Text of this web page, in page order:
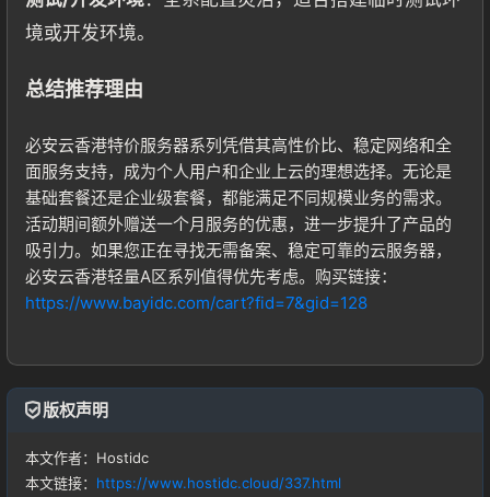
境或开发环境。
总结推荐理由
必安云香港特价服务器系列凭借其高性价比、稳定网络和全
面服务支持，成为个人用户和企业上云的理想选择。无论是
基础套餐还是企业级套餐，都能满足不同规模业务的需求。
活动期间额外赠送一个月服务的优惠，进一步提升了产品的
吸引力。如果您正在寻找无需备案、稳定可靠的云服务器，
必安云香港轻量A区系列值得优先考虑。购买链接：
https://www.bayidc.com/cart?fid=7&gid=128
版权声明
本文作者：Hostidc
本文链接： https://www.hostidc.cloud/337.html